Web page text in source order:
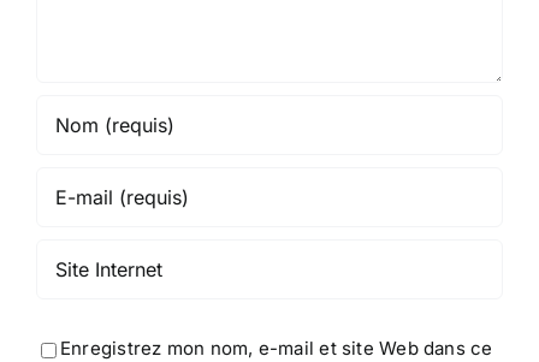
Enregistrez mon nom, e-mail et site Web dans ce